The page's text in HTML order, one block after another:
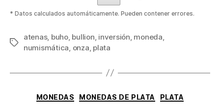
* Datos calculados automáticamente. Pueden contener errores.
Etiquetas
atenas, buho, bullion inversión moneda
numismática onza plata
Categorías
MONEDAS MONEDAS DE PLATA PLATA